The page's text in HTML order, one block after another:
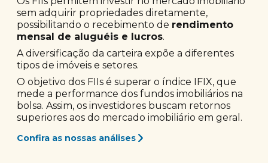
sem adquirir propriedades diretamente,
possibilitando o recebimento de rendimento
mensal de aluguéis e lucros.
A diversificação da carteira expõe a diferentes
tipos de imóveis e setores.
O objetivo dos FIIs é superar o índice IFIX, que
mede a performance dos fundos imobiliários na
bolsa. Assim, os investidores buscam retornos
superiores aos do mercado imobiliário em geral.
Confira as nossas análises